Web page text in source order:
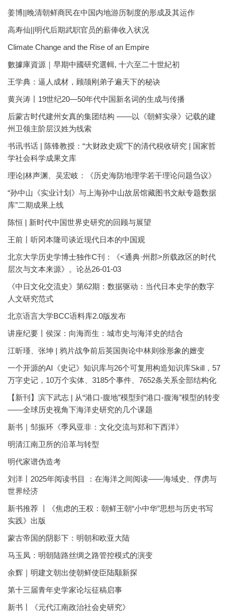
姜博||晚清朝鲜商民在中国内地游历制度的形成及其运作
高寿仙||明代后期武职官员的薪俸收入状况
Climate Change and the Rise of an Empire
數據庫資源｜早期中國研究選輯, 十六至二十世紀初
王学典：逼人成材，顾颉刚弟子遍天下的秘诀
黄兴涛丨19世纪20—50年代中国新名词的生成与传播
后蒙古时代建州女真的集团结构 ——以《朝鲜实录》记载的建
州卫领主阶层汉姓为线索
书讯书话 | 陈锋教授：“大财政史观”下的清代税收研究 | 国家哲
学社会科学成果文库
理论|林声渊、吴宏岐：《历史海防地理学若干理论问题刍议》
“孙中山《实业计划》与上海孙中山故居馆藏图书文献专题数据
库”二期成果上线
陈恒 | 新时代中国世界史研究的回顾与展望
王前丨听冈本隆司谈近现代日本的中国观
北京大学历史学博士独作C刊：《<通典·州郡>所载政区的时代
层次与文本来源》。论丛26-01-03
《中日文化交流史》第62期：数据驱动：当代日本史学的数字
人文研究范式
北京语言大学BCC语料库2.0版发布
讲座纪要丨侯深：向海而生：城市史与海洋史的结合
江昕瑾、张坤 | 鸦片战争前后英国舆论中林则徐形象的嬗变
一个开源的AI《史记》知识库与26个可复用构造知识库Skill，57
万字史记，10万个实体、3185个事件、7652条关系全部结构化
【新刊】滨下武志 | 从“港口-腹地”模型到“港口-腹海”模型的转变
——全球历史视角下海洋史研究的几个课题
新书｜邹振环《季风亚非：文化交流与郑和下西洋》
明清江南卫所的沿革与转型
明代家谱伪造考
刘洋丨2025年阅读书目 ：在海洋之间阅读——海域史、俘虏与
世界经济
新书推荐 丨《焦虑的王权：朝鲜王朝“小中华”思想与历史书写
实践》出版
蒙古帝国的阴影下：明朝和欧亚大陆
马玉凤：明朝陆路丝绸之路管控模式的演变
余辉｜明建文朝出使朝鲜使臣陆颙新探
第十三届青年史学家论坛征稿启事
新书丨《元代江南政治社会史研究》